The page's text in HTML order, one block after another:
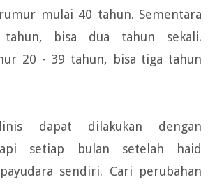
mulai 40 tahun. Sementara
bisa dua tahun sekali.
20 - 39 tahun, bisa tiga tahun
dapat dilakukan dengan
setiap bulan setelah haid
sendiri. Cari perubahan